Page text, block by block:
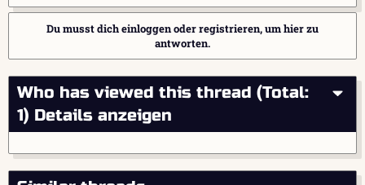
Du musst dich einloggen oder registrieren, um hier zu
antworten.
Who has viewed this thread (Total:
1) Details anzeigen